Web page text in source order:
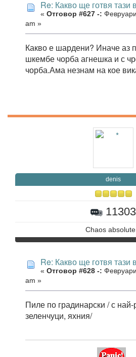
Re: Какво ще готвя тази
« Отговор #627 -:
am »
Какво е шардени? Иначе аз
шкембе чорба агнешка и с
чорба.Ама незнам на кое
denis
11303
Chaos
Re: Какво ще готвя тази
« Отговор #628 -:
am »
Пиле по градинарски / с най-
зеленчуци, яхния/